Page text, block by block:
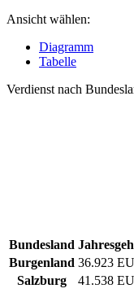
Ansicht wählen:
Diagramm
Tabelle
Verdienst nach
Bundesland
Burgenland 36.923
Salzburg
41.538